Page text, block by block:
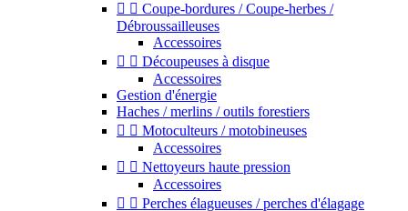
  Coupe-bordures / Coupe-herbes /
Débroussailleuses
Accessoires
  Découpeuses à disque
Accessoires
Gestion d'énergie
Haches / merlins / outils forestiers
  Motoculteurs / motobineuses
Accessoires
  Nettoyeurs haute pression
Accessoires
  Perches élagueuses / perches d'élagage